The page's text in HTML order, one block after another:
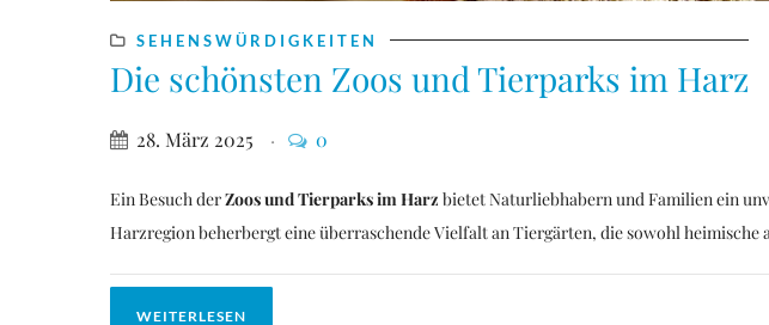
SEHENSWÜRDIGKEITEN
Die schönsten Zoos und Tierparks im Harz
28. März 2025 0
Ein Besuch derZoos und Tierparks im Harz bietet Naturliebhabern und Familien ein
Harzregion beherbergt eine überraschende Vielfalt an Tiergärten, die sowohl heimische
WEITERLESEN